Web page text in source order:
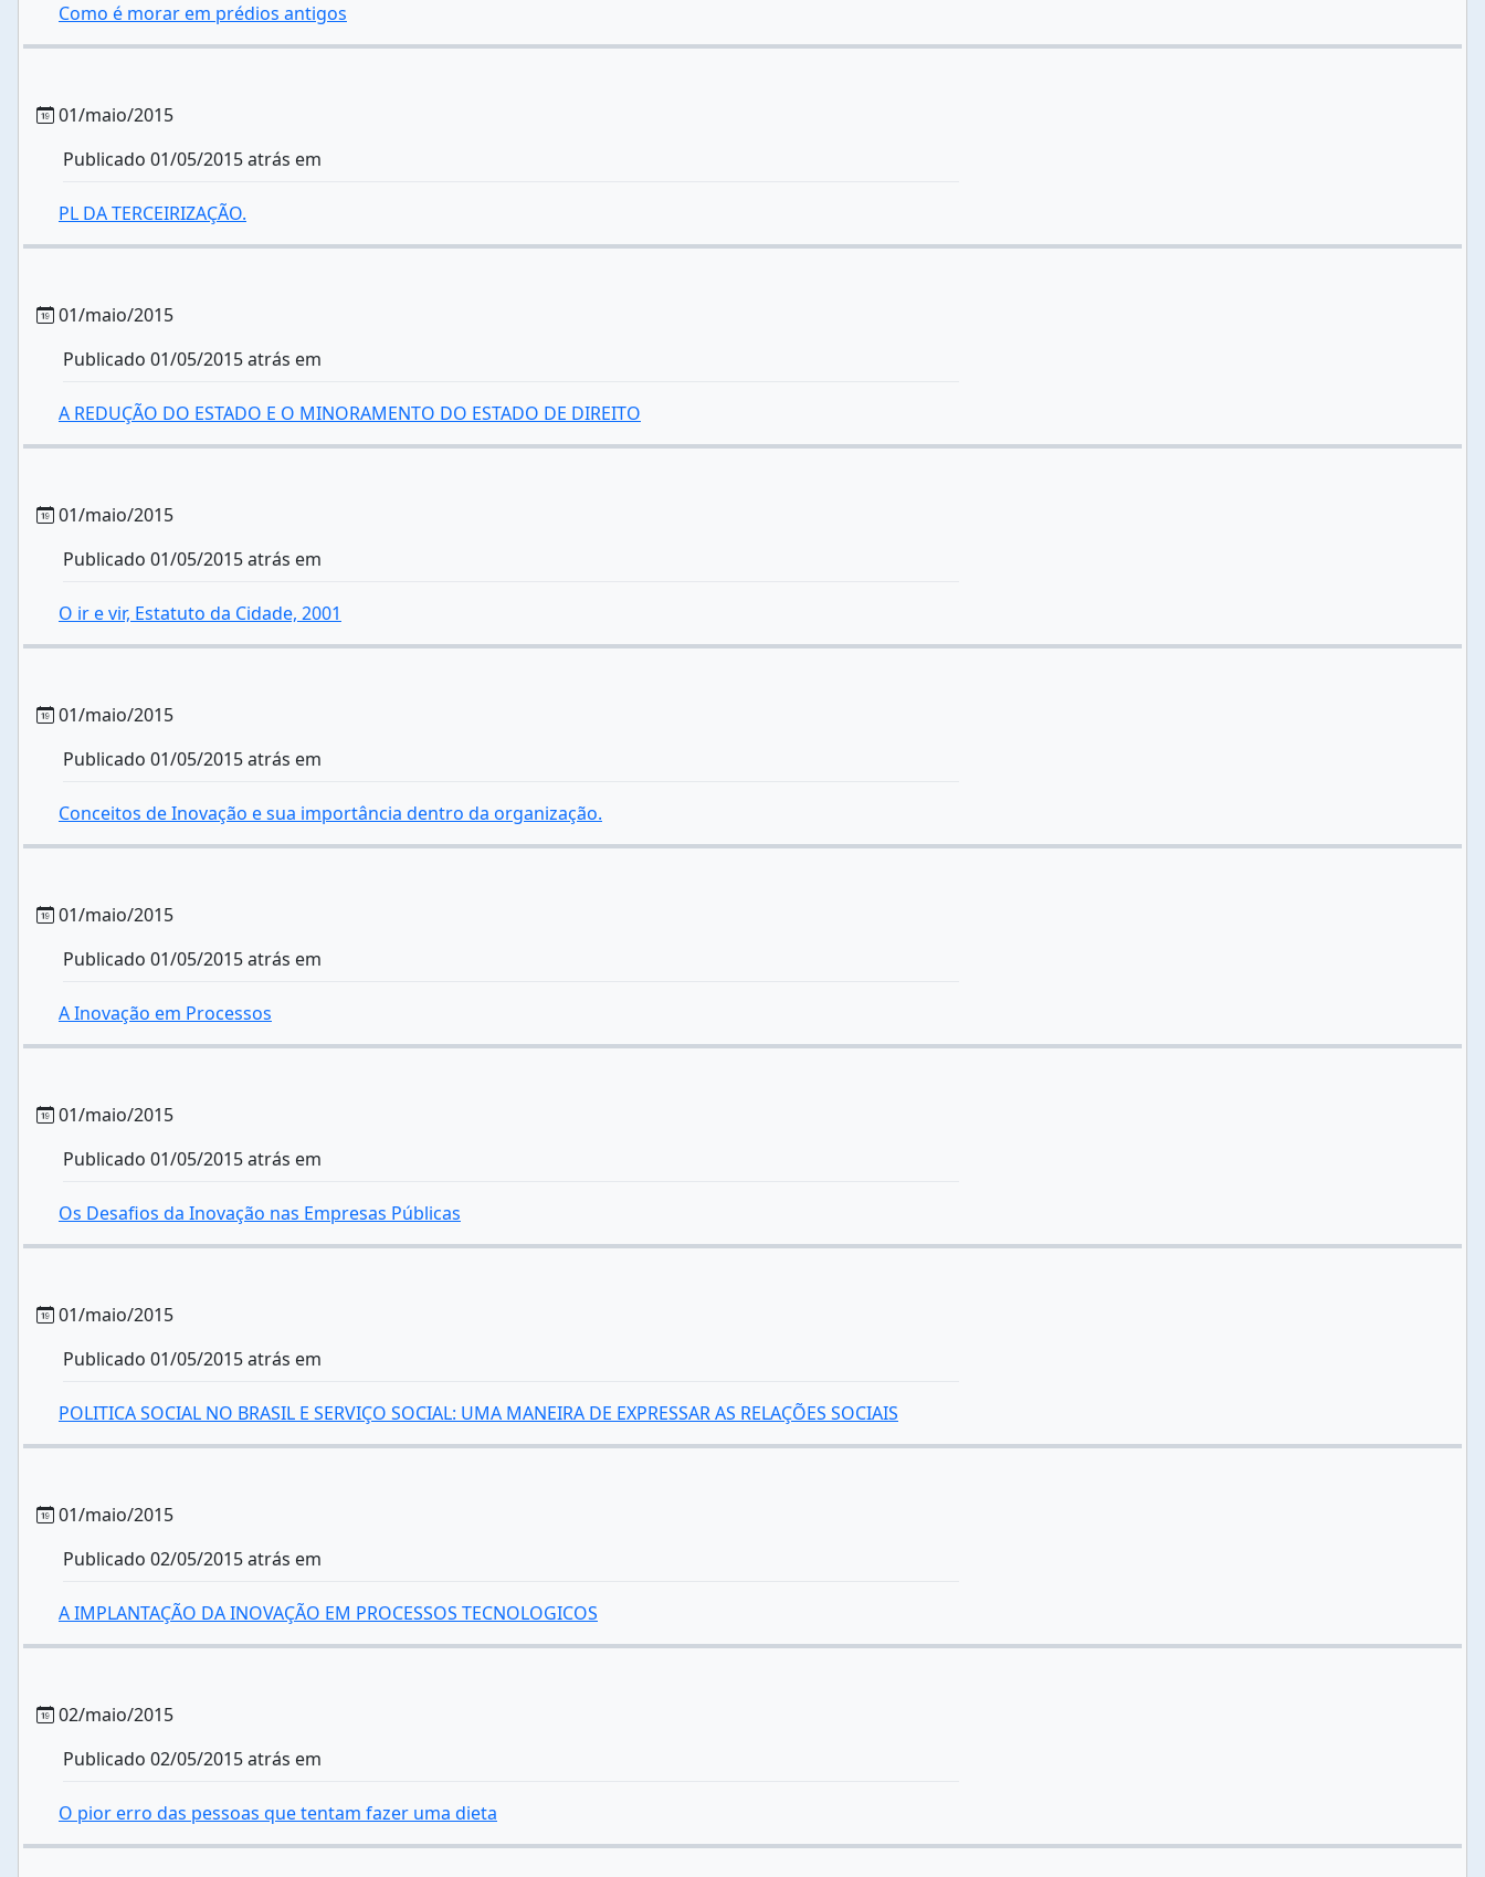
Como é morar em prédios antigos
01/maio/2015
Publicado 01/05/2015 atrás em
PL DA TERCEIRIZAÇÃO.
01/maio/2015
Publicado 01/05/2015 atrás em
A REDUÇÃO DO ESTADO E O MINORAMENTO DO ESTADO DE DIREITO
01/maio/2015
Publicado 01/05/2015 atrás em
O ir e vir, Estatuto da Cidade, 2001
01/maio/2015
Publicado 01/05/2015 atrás em
Conceitos de Inovação e sua importância dentro da organização.
01/maio/2015
Publicado 01/05/2015 atrás em
A Inovação em Processos
01/maio/2015
Publicado 01/05/2015 atrás em
Os Desafios da Inovação nas Empresas Públicas
01/maio/2015
Publicado 01/05/2015 atrás em
POLITICA SOCIAL NO BRASIL E SERVIÇO SOCIAL: UMA MANEIRA DE EXPRESSAR AS RELAÇÕES SOCIAIS
01/maio/2015
Publicado 02/05/2015 atrás em
A IMPLANTAÇÃO DA INOVAÇÃO EM PROCESSOS TECNOLOGICOS
02/maio/2015
Publicado 02/05/2015 atrás em
O pior erro das pessoas que tentam fazer uma dieta